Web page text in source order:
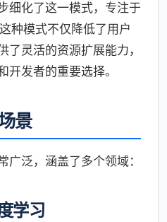
细化了这一模式，专注于
种模式不仅降低了用户
了灵活的资源扩展能力，
开发者的重要选择。
景
广泛，涵盖了多个领域：
学习